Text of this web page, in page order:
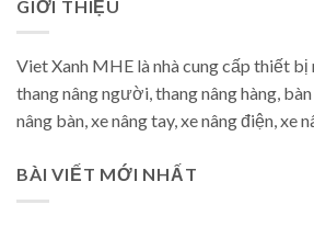
GIỚI THIỆU
Viet Xanh MHE là nhà cung cấp thiết bị
thang nâng người, thang nâng hàng,
nâng bàn, xe nâng tay, xe nâng điện, xe
BÀI VIẾT MỚI NHẤT